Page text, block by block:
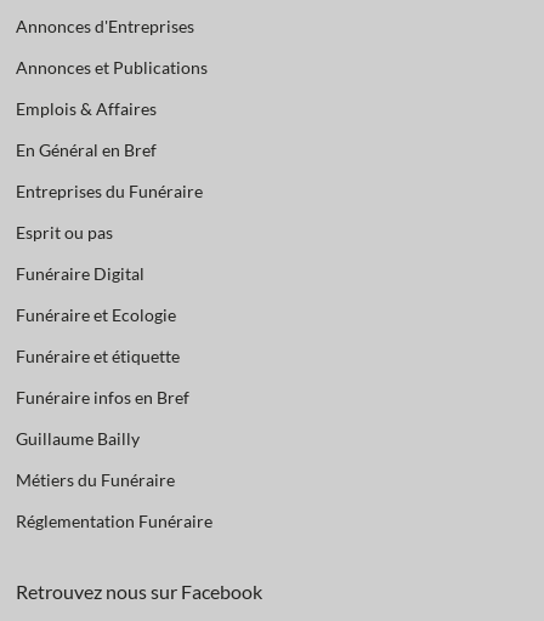
Annonces d'Entreprises
Annonces et Publications
Emplois & Affaires
En Général en Bref
Entreprises du Funéraire
Esprit ou pas
Funéraire Digital
Funéraire et Ecologie
Funéraire et étiquette
Funéraire infos en Bref
Guillaume Bailly
Métiers du Funéraire
Réglementation Funéraire
Retrouvez nous sur Facebook